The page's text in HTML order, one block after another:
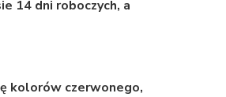
14 dni roboczych, a
kolorów czerwonego,